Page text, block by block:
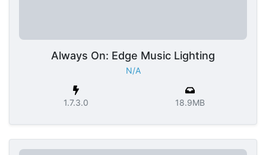
Always On: Edge Music Lighting
N/A
1.7.3.0 18.9MB